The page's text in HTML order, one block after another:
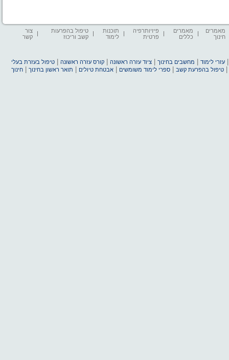
מאמרים
חינוך
מאמרים
כללים
פיזיותרפיה
פרטית
תוכנות
לימוד
טיפול בהפרעות
קשב וריכוז
צור
קשר
עזרי לימוד מחשבים בחינוך |ציוד עזרה ראשונה |קורס עזרה ראשונה |טיפול בעזרת בעלי
|טיפול בהפרעת קשב |ספרי לימוד משומשים |אבטחת טיולים תואר ראשון בחינוך |חינוך